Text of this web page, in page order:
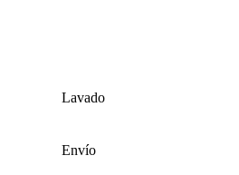
Lavado
Envío